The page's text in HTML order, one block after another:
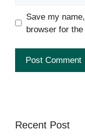
Save my
browser for
Recent Post